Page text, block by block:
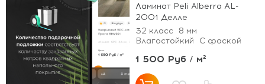
Ламинат Peli Alberra AL-
2001 Делле
32 класс
8 мм
Влагостойкий
С фаской
1 500 Руб / м²